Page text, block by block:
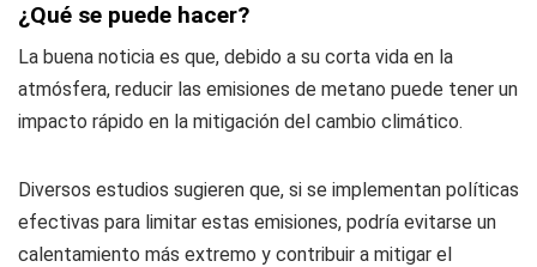
¿Qué se puede hacer?
La buena noticia es que, debido a su corta vida en la
atmósfera, reducir las emisiones de metano puede tener un
impacto rápido en la mitigación del cambio climático.
Diversos estudios sugieren que, si se implementan políticas
efectivas para limitar estas emisiones, podría evitarse un
calentamiento más extremo y contribuir a mitigar el